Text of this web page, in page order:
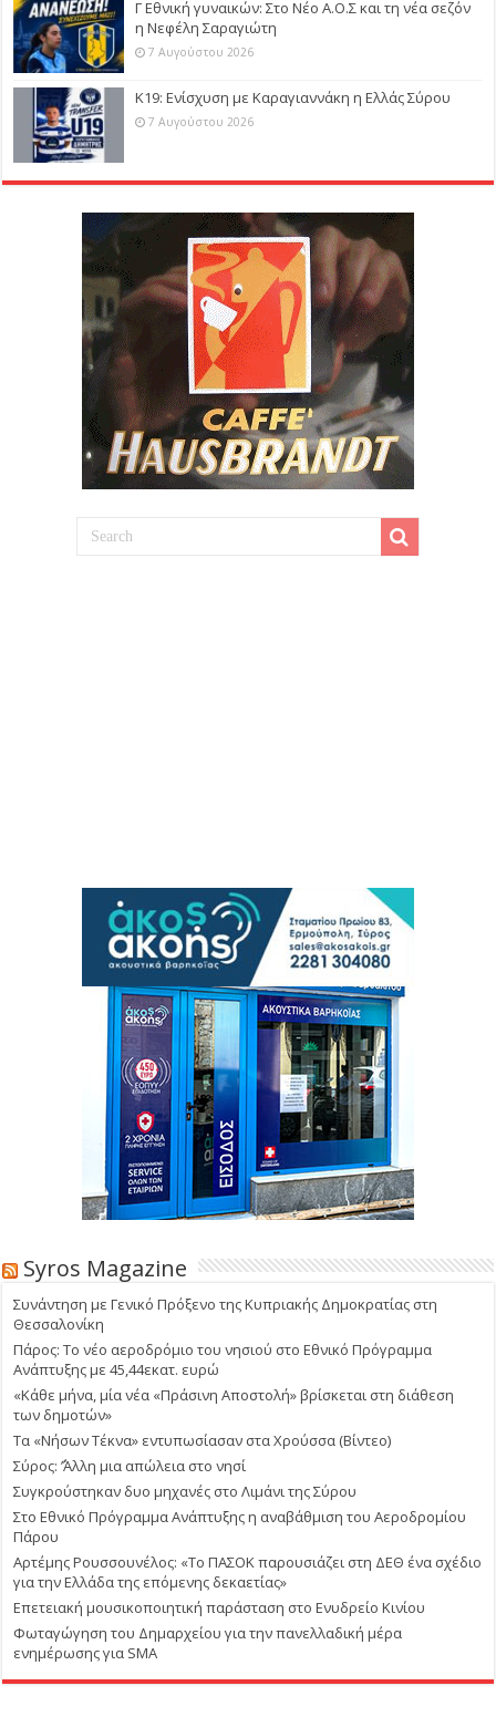
Γ Εθνική γυναικών: Στο Νέο Α.Ο.Σ και τη νέα σεζόν
η Νεφέλη Σαραγιώτη
7 Αυγούστου 2026
Κ19: Ενίσχυση με Καραγιαννάκη η Ελλάς Σύρου
7 Αυγούστου 2026
Syros Magazine
Συνάντηση με Γενικό Πρόξενο της Κυπριακής Δημοκρατίας στη
Θεσσαλονίκη
Πάρος: Το νέο αεροδρόμιο του νησιού στο Εθνικό Πρόγραμμα
Ανάπτυξης με 45,44εκατ. ευρώ
«Κάθε μήνα, μία νέα «Πράσινη Αποστολή» βρίσκεται στη διάθεση
των δημοτών»
Τα «Νήσων Τέκνα» εντυπωσίασαν στα Χρούσσα (Βίντεο)
Σύρος: ΄’Άλλη μια απώλεια στο νησί
Συγκρούστηκαν δυο μηχανές στο Λιμάνι της Σύρου
Στο Εθνικό Πρόγραμμα Ανάπτυξης η αναβάθμιση του Αεροδρομίου
Πάρου
Αρτέμης Ρουσσουνέλος: «Το ΠΑΣΟΚ παρουσιάζει στη ΔΕΘ ένα σχέδιο
για την Ελλάδα της επόμενης δεκαετίας»
Επετειακή μουσικοποιητική παράσταση στο Ενυδρείο Κινίου
Φωταγώγηση του Δημαρχείου για την πανελλαδική μέρα
ενημέρωσης για SMA